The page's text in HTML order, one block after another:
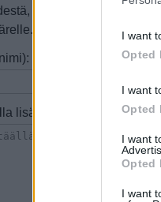
I want
Opted
I want
Opted
I want
Opted
I want
kaupasta,
lisää: